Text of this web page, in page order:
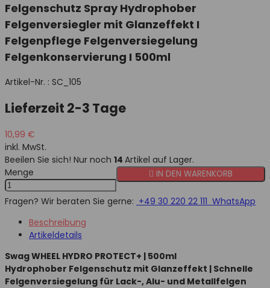
Felgenschutz Spray Hydrophober
Felgenversiegler mit Glanzeffekt I
Felgenpflege Felgenversiegelung
Felgenkonservierung I 500ml
Artikel-Nr. : SC_105
Lieferzeit 2-3 Tage
10,99 €
inkl. MwSt.
Beeilen Sie sich! Nur noch 14 Artikel auf Lager.
Menge
 IN DEN WARENKORB
Fragen? Wir beraten Sie gerne: +49 30 220 22 111 WhatsApp
Beschreibung
Artikeldetails
Swag WHEEL HYDRO PROTECT+ | 500ml
Hydrophober Felgenschutz mit Glanzeffekt | Schnelle
Felgenversiegelung für Lack-, Alu- und Metallfelgen